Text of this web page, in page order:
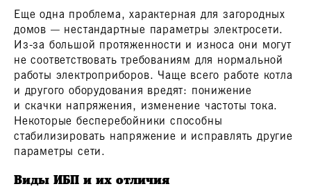
Еще одна проблема, характерная для загородных
домов — нестандартные параметры электросети.
Из-за большой протяженности и износа они могут
не соответствовать требованиям для нормальной
работы электроприборов. Чаще всего работе котла
и другого оборудования вредят: понижение
и скачки напряжения, изменение частоты тока.
Некоторые бесперебойники способны
стабилизировать напряжение и исправлять другие
параметры сети.
Виды ИБП и их отличия